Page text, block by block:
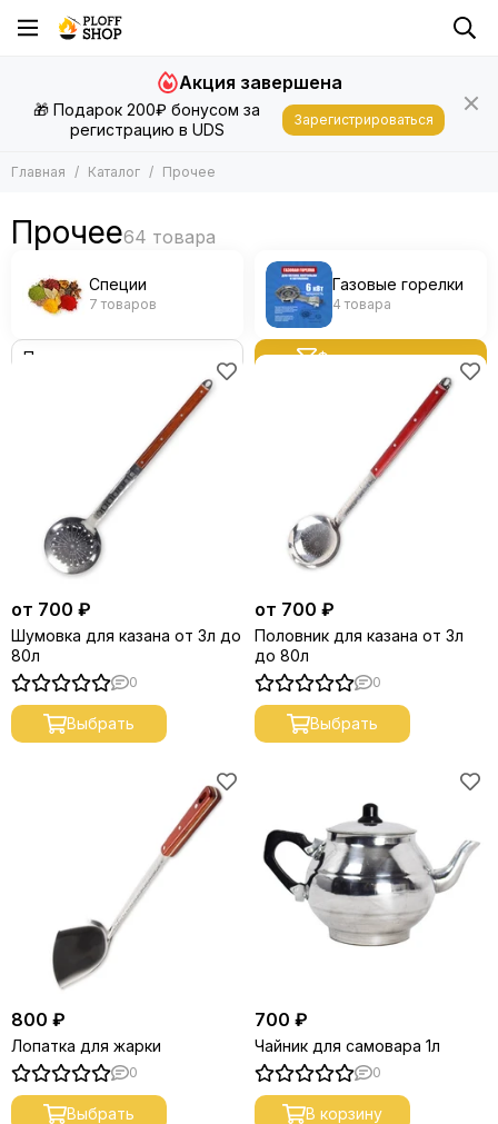
Прочее
Специи
Газовые горелки
🎁 Подарок 200₽ бонусом за
регистрацию в UDS
Акция завершена
Зарегистрироваться
Главная Каталог Прочее
Прочее
Специи
7 товаров
Газовые горелки
4 товара
Фильтр товаров
от 700 ₽
Шумовка для казана от 3л до
80л
0
Выбрать
от 700 ₽
Половник для казана от 3л
до 80л
0
Выбрать
800 ₽
Лопатка для жарки
0
Выбрать
700 ₽
Чайник для самовара 1л
0
В корзину